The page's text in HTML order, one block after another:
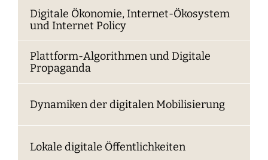
Digitale Ökonomie, Internet-Ökosystem
und Internet Policy
Plattform-Algorithmen und Digitale
Propaganda
Dynamiken der digitalen Mobilisierung
Lokale digitale Öffentlichkeiten